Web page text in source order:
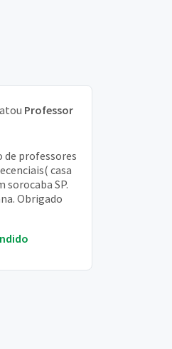
Professor
de professores
casa
sorocaba SP.
Obrigado